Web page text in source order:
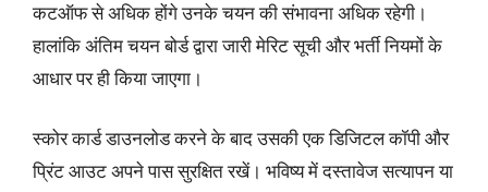
कटऑफ से अधिक होंगे उनके चयन की संभावना अधिक रहेगी।
हालांकि अंतिम चयन बोर्ड द्वारा जारी मेरिट सूची और भर्ती नियमों के
आधार पर ही किया जाएगा।
स्कोर कार्ड डाउनलोड करने के बाद उसकी एक डिजिटल कॉपी और
प्रिंट आउट अपने पास सुरक्षित रखें। भविष्य में दस्तावेज सत्यापन या